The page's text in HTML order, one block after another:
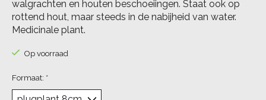
walgrachten en houten beschoeiingen. Staat ook op
rottend hout, maar steeds in de nabijheid van water.
Medicinale plant.
Op voorraad
Formaat: *